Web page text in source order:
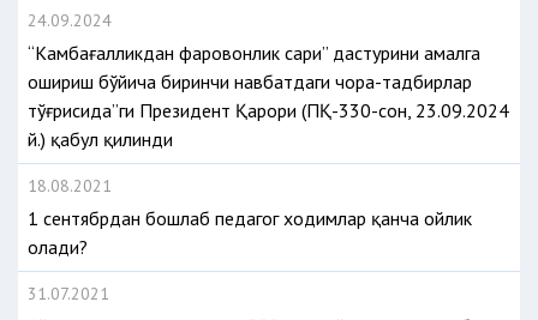
24.09.2024
“Камбағалликдан фаровонлик сари” дастурини амалга
ошириш бўйича биринчи навбатдаги чора-тадбирлар
тўғрисида”ги Президент Қарори (ПҚ-330-сон, 23.09.2024
й.) қабул қилинди
18.08.2021
1 сентябрдан бошлаб педагог ходимлар қанча ойлик
олади?
31.07.2021